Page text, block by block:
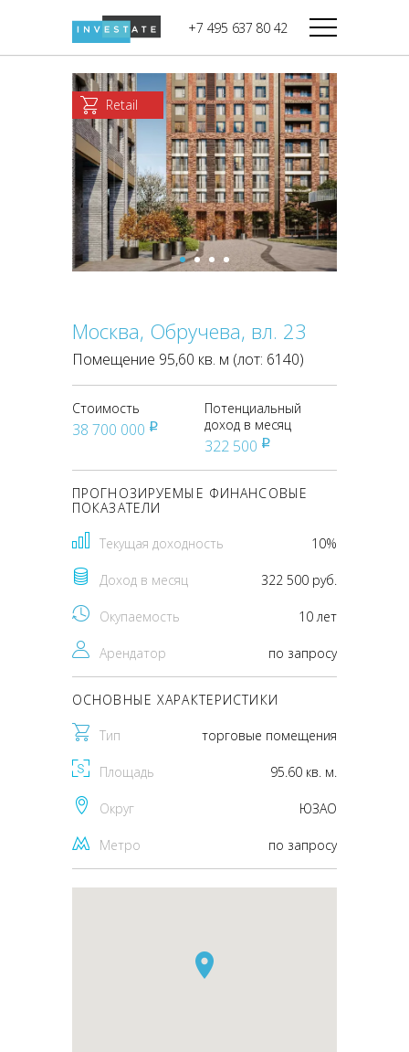
+7 495 637 80 42
Дикси
Верный
Мираторг
Магнолия
В башне
Башня Федерация-II
Запад
Башня Федерация-I
Восток
Город Столиц,
Северный блок
Город Столиц,
Южный блок
Retail
Москва, Обручева, вл. 23
Помещение 95,60 кв. м (лот: 6140)
Стоимость
38 700 000 pуб
Потенциальный
доход в месяц
322 500 pуб
ПРОГНОЗИРУЕМЫЕ ФИНАНСОВЫЕ
ПОКАЗАТЕЛИ
Текущая доходность 10%
Доход в месяц 322 500 руб.
Окупаемость 10 лет
Арендатор по запросу
ОСНОВНЫЕ ХАРАКТЕРИСТИКИ
Тип торговые помещения
Площадь 95.60 кв. м.
Округ ЮЗАО
Метро по запросу